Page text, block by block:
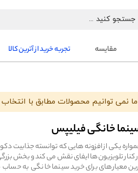
مقایسه تجربه خرید از آترین کالا
ما نمی توانیم محصولات مطابق با انتخاب
خانگی فیلیپس
یکی از افزونه هایی که توانسته جذابیت
کنار تلویزیون ها ایفای نقش می کند و بخش
معیارهای برای خرید سینما خانگی به